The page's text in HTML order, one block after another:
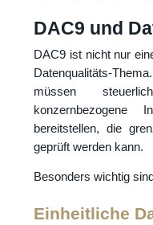
DAC9 und
DAC9 ist nicht nur
Datenqualitäts-
müssen
konzernbezogene
bereitstellen, die
geprüft werden kann.
Besonders wichtig
Einheitliche